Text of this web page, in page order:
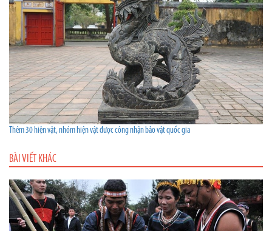
Thêm 30 hiện vật, nhóm hiện vật được công nhận bảo vật quốc gia
BÀI VIẾT KHÁC